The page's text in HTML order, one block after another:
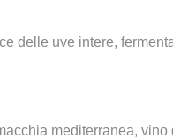
delle uve intere,
mediterranea,